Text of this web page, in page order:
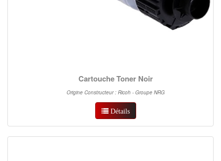
Cartouche Toner Noir
Origine Constructeur : Ricoh - Groupe NRG
Détails